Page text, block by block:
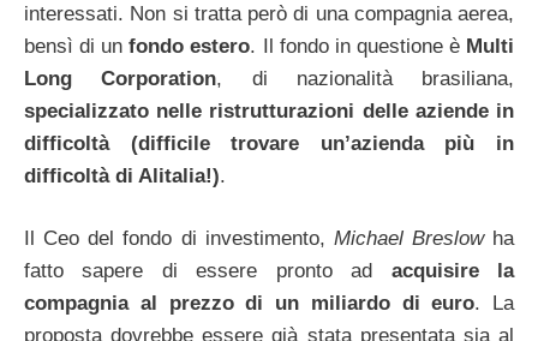
interessati. Non si tratta però di una compagnia aerea,
bensì di unfondo estero. Il fondo in questione è Multi
Long Corporation, di nazionalità brasiliana,
specializzato nelle ristrutturazioni delle aziende in
difficoltà (difficile trovare un’azienda più in
difficoltà di Alitalia!).
Il Ceo del fondo di investimento, Michael Breslowha
fatto sapere di essere pronto ad acquisire la
compagnia al prezzo di un miliardo di euro. La
proposta dovrebbe essere già stata presentata sia al